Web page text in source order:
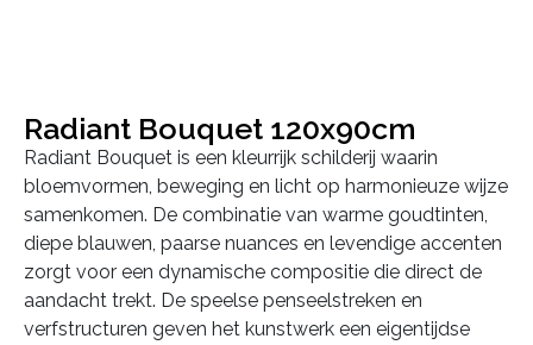
Radiant Bouquet 120x90cm
Radiant Bouquet is een kleurrijk schilderij waarin
bloemvormen, beweging en licht op harmonieuze wijze
samenkomen. De combinatie van warme goudtinten,
diepe blauwen, paarse nuances en levendige accenten
zorgt voor een dynamische compositie die direct de
aandacht trekt. De speelse penseelstreken en
verfstructuren geven het kunstwerk een eigentijdse